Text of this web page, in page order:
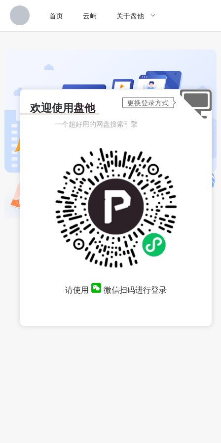
首页 云屿 关于盘他
欢迎使用盘他
一个超好用的网盘搜索引擎
请使用 微信扫码进行登录